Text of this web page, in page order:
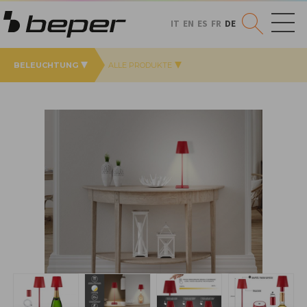
IT EN ES FR DE
BELEUCHTUNG ALLE PRODUKTE